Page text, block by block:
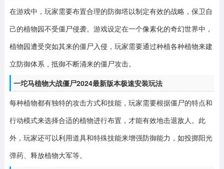
在游戏中，玩家需要布置合理的防御塔以制定有效的战略，保卫自
己的植物园不受僵尸侵袭。游戏设定在一个像素化的奇幻世界中，
植物园遭受突如其来的僵尸入侵，玩家需要通过种植各种植物来建
立防御体系，抵御不断涌来的僵尸攻击。
一坨马植物大战僵尸2024最新版本极速安装玩法
每种植物都有独特的攻击方式和技能，玩家需要根据僵尸的特点和
行动模式来选择合适的植物进行布置，才能有效地击退敌人。此
外，玩家还可以利用道具和特殊技能来增强防御能力，如投掷阳光
弹药、释放植物大军等。